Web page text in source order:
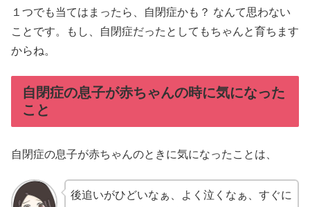
１つでも当てはまったら、自閉症かも？ なんて思わない
ことです。もし、自閉症だったとしてもちゃんと育ちます
からね。
自閉症の息子が赤ちゃんの時に気になった
こと
自閉症の息子が赤ちゃんのときに気になったことは、
後追いがひどいなぁ、よく泣くなぁ、すぐに